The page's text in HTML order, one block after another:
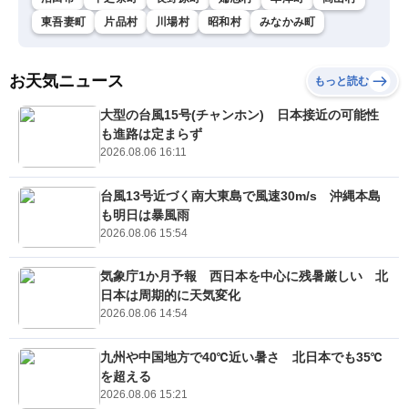
東吾妻町
片品村 川場村 昭和村 みなかみ町
お天気ニュース もっと読む
大型の台風15号(チャンホン) 日本接近の可能性
も進路は定まらず
2026.08.06 16:11
台風13号近づく南大東島で風速30m/s 沖縄本島
も明日は暴風雨
2026.08.06 15:54
気象庁1か月予報 西日本を中心に残暑厳しい 北
日本は周期的に天気変化
2026.08.06 14:54
九州や中国地方で40℃近い暑さ 北日本でも35℃
を超える
2026.08.06 15:21